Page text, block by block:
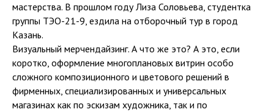
мастерства. В прошлом году Лиза Соловьева, студентка
группы ТЭО-21-9, ездила на отборочный тур в город
Казань.
Визуальный мерчендайзинг. А что же это? А это, если
коротко, оформление многоплановых витрин особо
сложного композиционного и цветового решений в
фирменных, специализированных и универсальных
магазинах как по эскизам художника, так и по